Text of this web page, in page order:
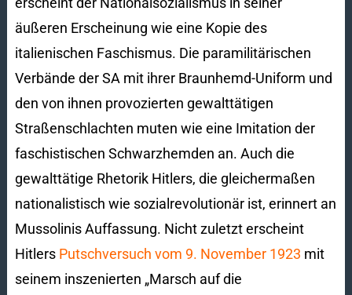
äußeren Erscheinung wie eine Kopie des
italienischen Faschismus. Die paramilitärischen
Verbände der SA mit ihrer Braunhemd-Uniform und
den von ihnen provozierten gewalttätigen
Straßenschlachten muten wie eine Imitation der
faschistischen Schwarzhemden an. Auch die
gewalttätige Rhetorik Hitlers, die gleichermaßen
nationalistisch wie sozialrevolutionär ist, erinnert an
Mussolinis Auffassung. Nicht zuletzt erscheint
Hitlers Putschversuch vom 9. November 1923 mit
seinem inszenierten „Marsch auf die